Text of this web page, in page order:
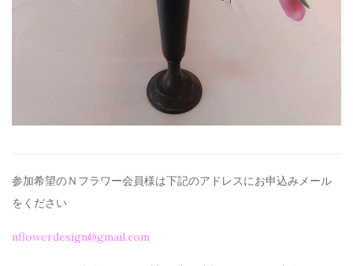
参加希望のＮフラワー会員様は下記のアドレスにお申込みメール
を ください
nflowerdesign@gmail.com